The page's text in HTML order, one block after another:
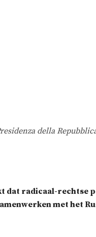
della
dat radicaal-rechtse
met het